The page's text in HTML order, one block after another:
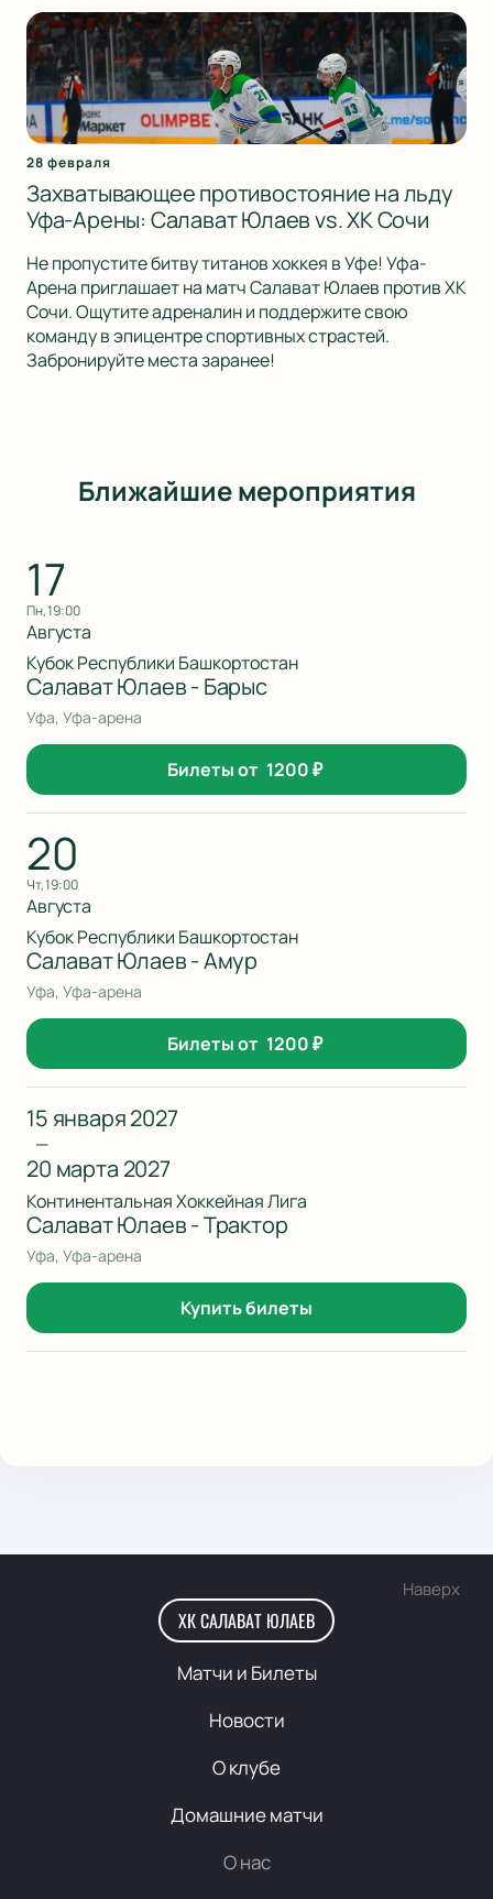
28 февраля
Захватывающее противостояние на льду
Уфа-Арены: Салават Юлаев vs. ХК Сочи
Не пропустите битву титанов хоккея в Уфе! Уфа-
Арена приглашает на матч Салават Юлаев против ХК
Сочи. Ощутите адреналин и поддержите свою
команду в эпицентре спортивных страстей.
Забронируйте места заранее!
Ближайшие мероприятия
17
пн, 19:00
Августа
Кубок Республики Башкортостан
Салават Юлаев - Барыс
Уфа, Уфа-арена
Билеты от 1200₽
20
чт, 19:00
Августа
Кубок Республики Башкортостан
Салават Юлаев - Амур
Уфа, Уфа-арена
Билеты от 1200₽
15 января 2027
—
20 марта 2027
Континентальная Хоккейная Лига
Салават Юлаев - Трактор
Уфа, Уфа-арена
Купить билеты
Наверх
ХК САЛАВАТ ЮЛАЕВ
Матчи и Билеты
Новости
О клубе
Домашние матчи
О нас